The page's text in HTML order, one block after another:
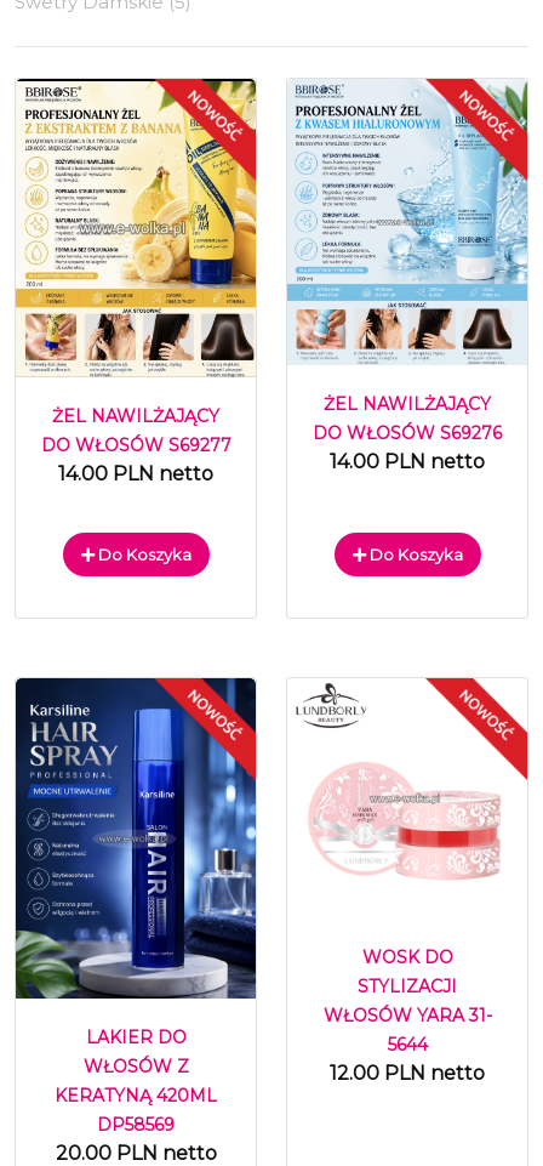
ŻEL NAWILŻAJĄCY
DO WŁOSÓW S69277
14.00 PLN netto
Do Koszyka
ŻEL NAWILŻAJĄCY
DO WŁOSÓW S69276
14.00 PLN netto
Do Koszyka
LAKIER DO
WŁOSÓW Z
KERATYNĄ 420ML
DP58569
20.00 PLN netto
WOSK DO
STYLIZACJI
WŁOSÓW YARA 31-
5644
12.00 PLN netto